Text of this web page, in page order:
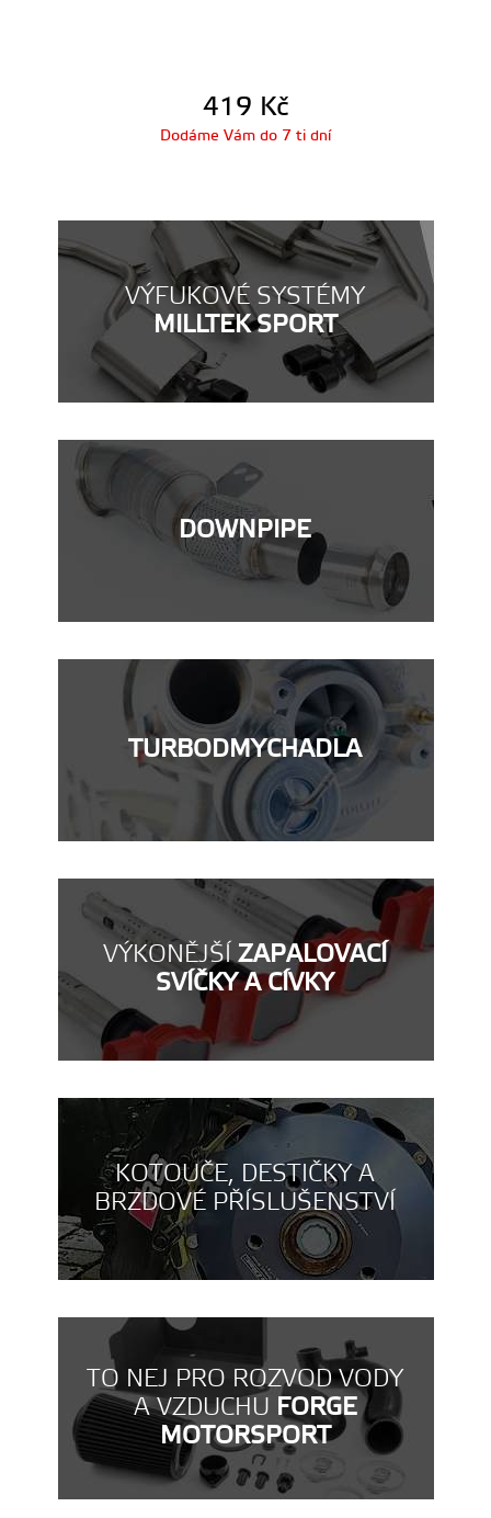
419 Kč
Dodáme Vám do 7 ti dní
VÝFUKOVÉ SYSTÉMY
MILLTEK SPORT
DOWNPIPE
TURBODMYCHADLA
VÝKONĚJŠÍZAPALOVACÍ
SVÍČKY A CÍVKY
KOTOUČE, DESTIČKY A
BRZDOVÉ PŘÍSLUŠENSTVÍ
TO NEJ PRO ROZVOD VODY
A VZDUCHU FORGE
MOTORSPORT